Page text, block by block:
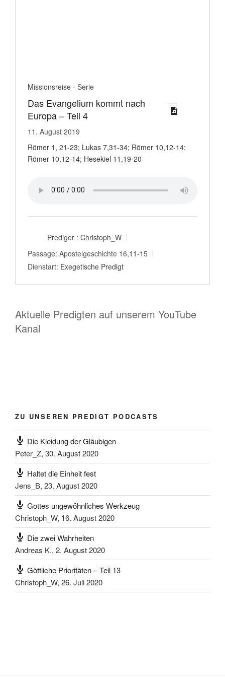
Missionsreise - Serie
Das Evangelium kommt nach
Europa – Teil 4
11. August 2019
Römer 1, 21-23; Lukas 7,31-34; Römer 10,12-14;
Römer 10,12-14; Hesekiel 11,19-20
Prediger : Christoph_W
Passage: Apostelgeschichte 16,11-15
Dienstart: Exegetische Predigt
Aktuelle Predigten auf unserem YouTube
Kanal
ZU UNSEREN PREDIGT PODCASTS
Die Kleidung der Gläubigen
Peter_Z, 30. August 2020
Haltet die Einheit fest
Jens_B, 23. August 2020
Gottes ungewöhnliches Werkzeug
Christoph_W, 16. August 2020
Die zwei Wahrheiten
Andreas K., 2. August 2020
Göttliche Prioritäten – Teil 13
Christoph_W, 26. Juli 2020